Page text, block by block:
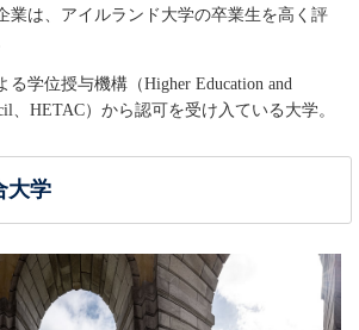
業は、アイルランド大学の卒業生を高く評
る学位授与機構（Higher Education and
、HETAC）から認可を受け入ている大学。
大学